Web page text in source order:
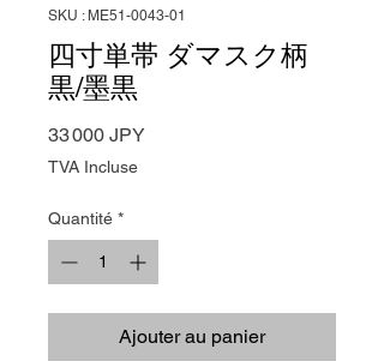
SKU : ME51-0043-01
四寸単帯 ダマスク柄
黒/墨黒
33 000 JPYPrix
TVA Incluse
Quantité *
Ajouter au panier